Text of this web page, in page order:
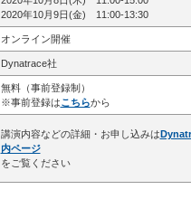
2020年10月9日(金) 11:00-13:30
オンライン開催
Dynatrace社
無料（事前登録制）
※事前登録はこちらから
講演内容などの詳細・お申し込みは
内ページ
をご覧ください